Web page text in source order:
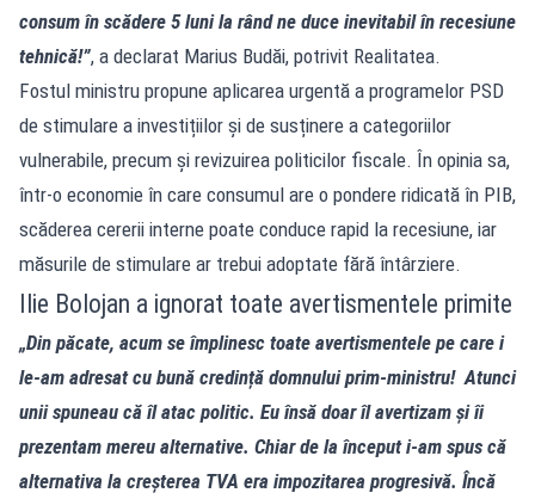
consum în scădere 5 luni la rând ne duce inevitabil în recesiune
tehnică!”, a declarat Marius Budăi, potrivit Realitatea.
Fostul ministru propune aplicarea urgentă a programelor PSD
de stimulare a investițiilor și de susținere a categoriilor
vulnerabile, precum și revizuirea politicilor fiscale. În opinia sa,
într-o economie în care consumul are o pondere ridicată în PIB,
scăderea cererii interne poate conduce rapid la recesiune, iar
măsurile de stimulare ar trebui adoptate fără întârziere.
Ilie Bolojan a ignorat toate avertismentele primite
„Din păcate, acum se împlinesc toate avertismentele pe care i
le-am adresat cu bună credință domnului prim-ministru! Atunci
unii spuneau că îl atac politic. Eu însă doar îl avertizam și îi
prezentam mereu alternative. Chiar de la început i-am spus că
alternativa la creșterea TVA era impozitarea progresivă. Încă